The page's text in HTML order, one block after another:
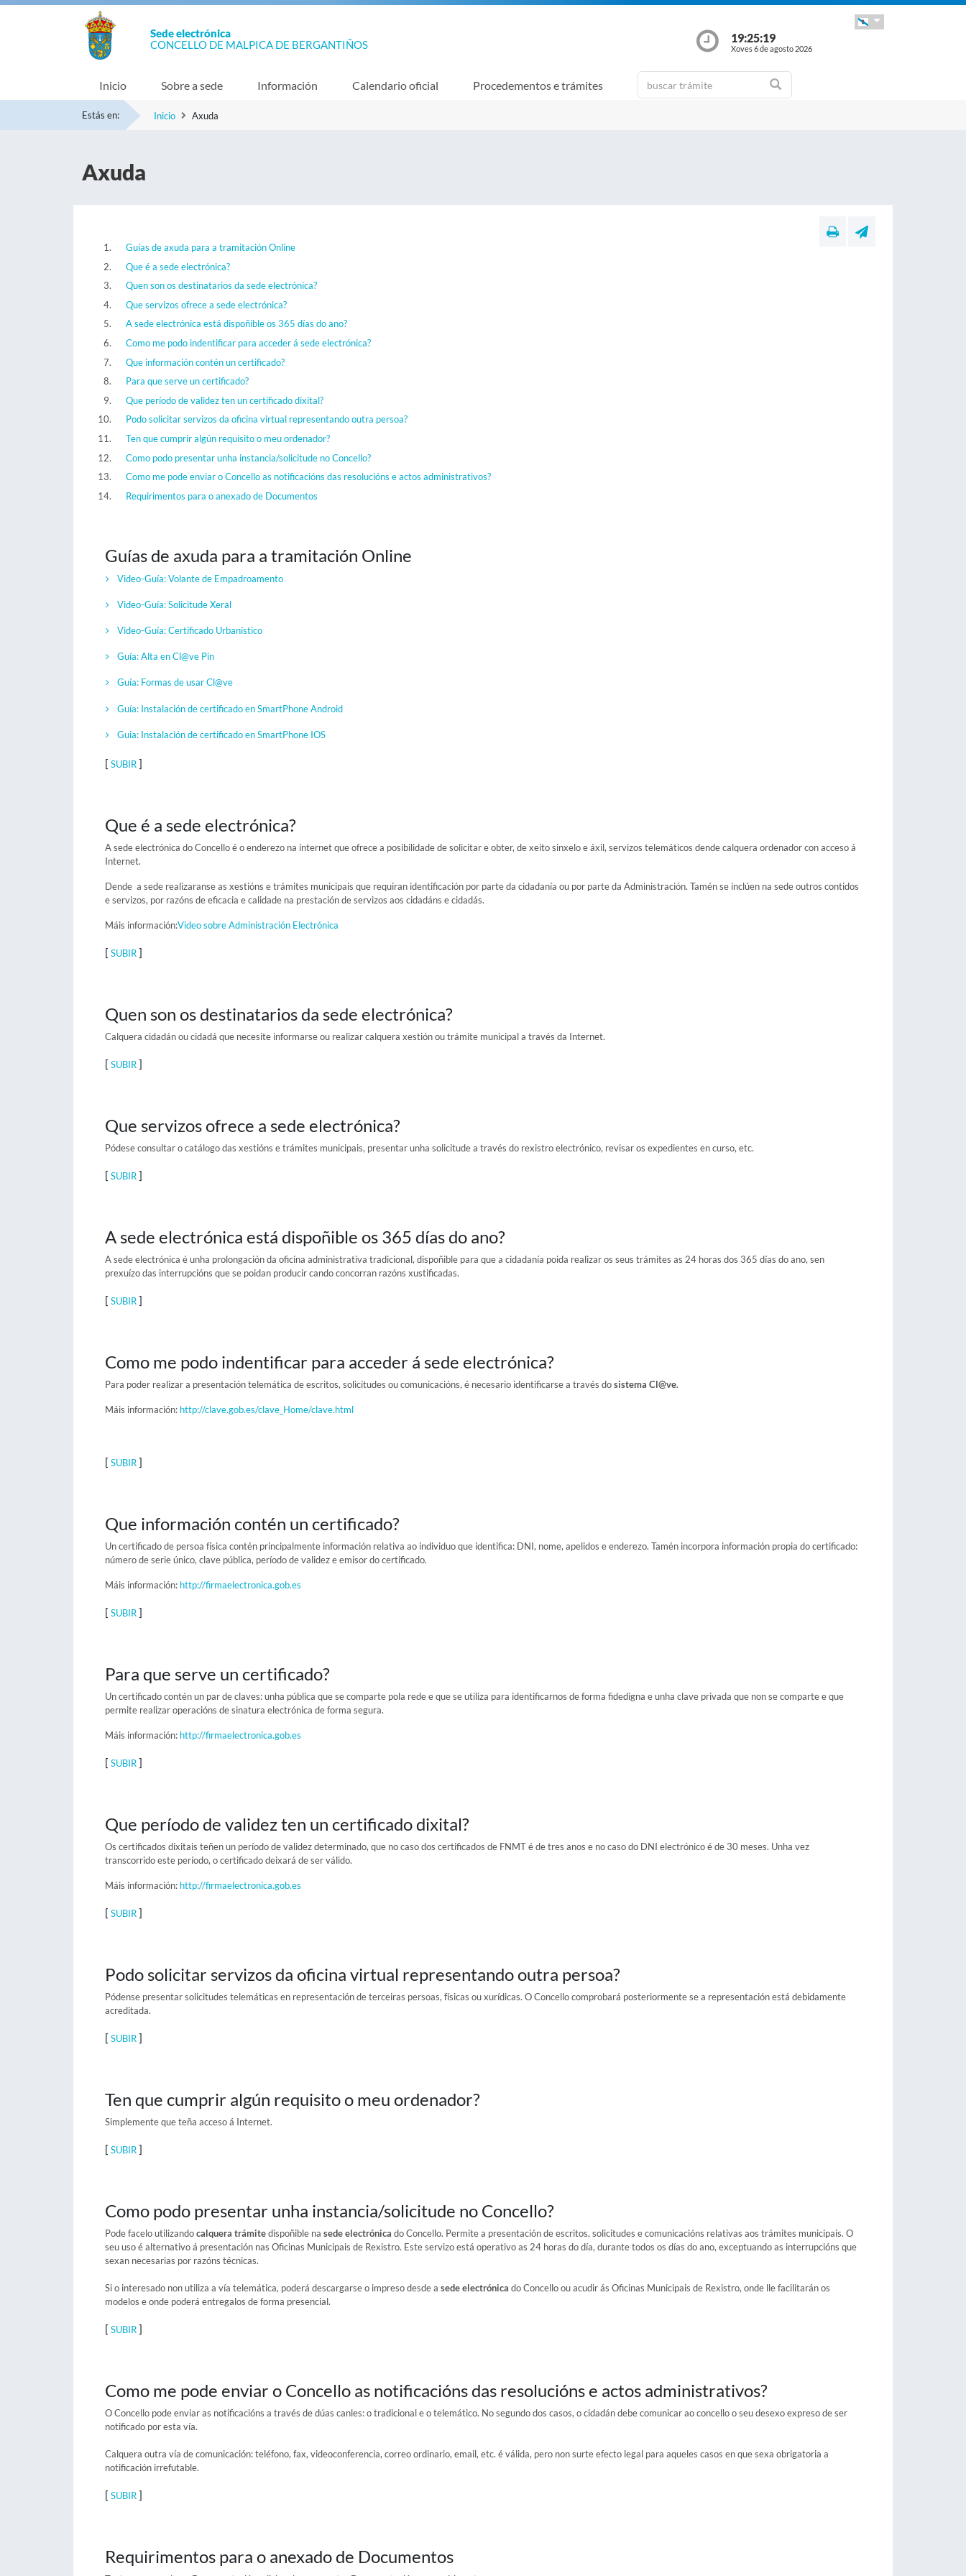
Sede electrónica
CONCELLO DE MALPICA DE BERGANTIÑOS
19:25:20
Xoves 6 de agosto 2026
Inicio Sobre a sede Información Calendario oficial Procedementos e trámites
Estás en: Inicio Axuda
Axuda
Guías de axuda para a tramitación Online
Que é a sede electrónica?
Quen son os destinatarios da sede electrónica?
Que servizos ofrece a sede electrónica?
A sede electrónica está dispoñible os 365 días do ano?
Como me podo indentificar para acceder á sede electrónica?
Que información contén un certificado?
Para que serve un certificado?
Que período de validez ten un certificado dixital?
Podo solicitar servizos da oficina virtual representando outra persoa?
Ten que cumprir algún requisito o meu ordenador?
Como podo presentar unha instancia/solicitude no Concello?
Como me pode enviar o Concello as notificacións das resolucións e actos administrativos?
Requirimentos para o anexado de Documentos
Guías de axuda para a tramitación Online
Video-Guía: Volante de Empadroamento
Video-Guía:Solicitude Xeral
Video-Guía:Certificado Urbanístico
Guía: Alta en Cl@ve Pin
Guía: Formas de usar Cl@ve
Guía: Instalación de certificado en SmartPhone Android
Guia: Instalación de certificado en SmartPhone IOS
[ SUBIR]
Que é a sede electrónica?
A sede electrónica do Concello é o enderezo na internet que ofrece a posibilidade de solicitar e obter, de xeito sinxelo e áxil, servizos telemáticos dende calquera ordenador con acceso á
Internet.
Dende a sede realizaranse as xestións e trámites municipais que requiran identificación por parte da cidadanía ou por parte da Administración. Tamén se inclúen na sede outros contidos
e servizos, por razóns de eficacia e calidade na prestación de servizos aos cidadáns e cidadás.
Máis información:Video sobre Administración Electrónica
[ SUBIR]
Quen son os destinatarios da sede electrónica?
Calquera cidadán ou cidadá que necesite informarse ou realizar calquera xestión ou trámite municipal a través da Internet.
[ SUBIR]
Que servizos ofrece a sede electrónica?
Pódese consultar o catálogo das xestións e trámites municipais, presentar unha solicitude a través do rexistro electrónico, revisar os expedientes en curso, etc.
[ SUBIR]
A sede electrónica está dispoñible os 365 días do ano?
A sede electrónica é unha prolongación da oficina administrativa tradicional, dispoñible para que a cidadanía poida realizar os seus trámites as 24 horas dos 365 días do ano, sen
prexuízo das interrupcións que se poidan producir cando concorran razóns xustificadas.
[ SUBIR]
Como me podo indentificar para acceder á sede electrónica?
Para poder realizar a presentación telemática de escritos, solicitudes ou comunicacións, é necesario identificarse a través dosistema Cl@ve.
Máis información: http://clave.gob.es/clave_Home/clave.html
[ SUBIR]
Que información contén un certificado?
Un certificado de persoa física contén principalmente información relativa ao individuo que identifica: DNI, nome, apelidos e enderezo. Tamén incorpora información propia do certificado:
número de serie único, clave pública, período de validez e emisor do certificado.
Máis información: http://firmaelectronica.gob.es
[ SUBIR]
Para que serve un certificado?
Un certificado contén un par de claves: unha pública que se comparte pola rede e que se utiliza para identificarnos de forma fidedigna e unha clave privada que non se comparte e que
permite realizar operacións de sinatura electrónica de forma segura.
Máis información: http://firmaelectronica.gob.es
[ SUBIR]
Que período de validez ten un certificado dixital?
Os certificados dixitais teñen un período de validez determinado, que no caso dos certificados de FNMT é de tres anos e no caso do DNI electrónico é de 30 meses. Unha vez
transcorrido este período, o certificado deixará de ser válido.
Máis información: http://firmaelectronica.gob.es
[ SUBIR]
Podo solicitar servizos da oficina virtual representando outra persoa?
Pódense presentar solicitudes telemáticas en representación de terceiras persoas, físicas ou xurídicas. O Concello comprobará posteriormente se a representación está debidamente
acreditada.
[ SUBIR]
Ten que cumprir algún requisito o meu ordenador?
Simplemente que teña acceso á Internet.
[ SUBIR]
Como podo presentar unha instancia/solicitude no Concello?
Pode facelo utilizandocalquera trámitedispoñible na sede electrónica do Concello. Permite a presentación de escritos, solicitudes e comunicacións relativas aos trámites municipais. O
seu uso é alternativo á presentación nas Oficinas Municipais de Rexistro. Este servizo está operativo as 24 horas do día, durante todos os días do ano, exceptuando as interrupcións que
sexan necesarias por razóns técnicas.
Si o interesado non utiliza a vía telemática, poderá descargarse o impreso desde a sede electrónica do Concello ou acudir ás Oficinas Municipais de Rexistro, onde lle facilitarán os
modelos e onde poderá entregalos de forma presencial.
[ SUBIR]
Como me pode enviar o Concello as notificacións das resolucións e actos administrativos?
O Concello pode enviar as notificacións a través de dúas canles: o tradicional e o telemático. No segundo dos casos, o cidadán debe comunicar ao concello o seu desexo expreso de ser
notificado por esta vía.
Calquera outra vía de comunicación: teléfono, fax, videoconferencia, correo ordinario, email, etc. é válida, pero non surte efecto legal para aqueles casos en que sexa obrigatoria a
notificación irrefutable.
[ SUBIR]
Requirimentos para o anexado de Documentos